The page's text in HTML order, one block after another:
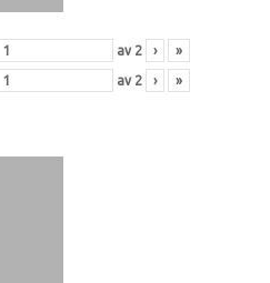
av 2 › »
av 2 › »